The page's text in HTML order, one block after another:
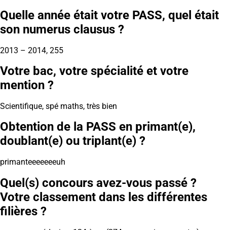
Quelle année était votre PASS, quel était
son numerus clausus ?
2013 – 2014, 255
Votre bac, votre spécialité et votre
mention ?
Scientifique, spé maths, très bien
Obtention de la PASS en primant(e),
doublant(e) ou triplant(e) ?
primanteeeeeeeuh
Quel(s) concours avez-vous passé ?
Votre classement dans les différentes
filières ?